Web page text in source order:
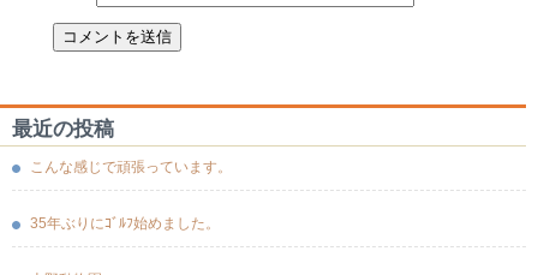
最近の投稿
こんな感じで頑張っています。
35年ぶりにｺﾞﾙﾌ始めました。